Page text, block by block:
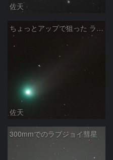
佐天
ちょっとアップで狙った ラブジョイ彗星
佐天
300mmでのラブジョイ彗星